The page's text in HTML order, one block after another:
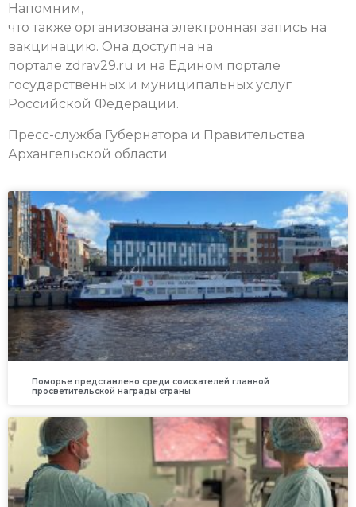
Напомним,
что также организована электронная запись на
вакцинацию. Она доступна на
портале zdrav29.ru и на Едином портале
государственных и муниципальных услуг
Российской Федерации.
Пресс-служба Губернатора и Правительства
Архангельской области
Поморье представлено среди соискателей главной
просветительской награды страны